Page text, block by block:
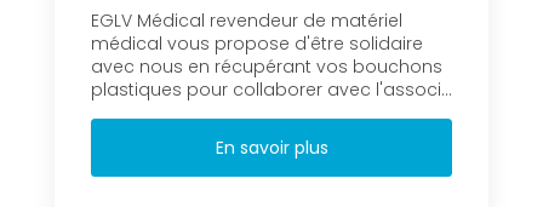
EGLV Médical revendeur de matériel
médical vous propose d'être solidaire
avec nous en récupérant vos bouchons
plastiques pour collaborer avec l'associ...
En savoir plus